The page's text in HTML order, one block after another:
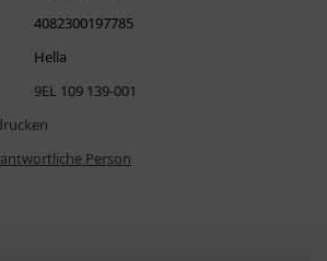
4082300197785
Hella
9EL 109 139-001
Person